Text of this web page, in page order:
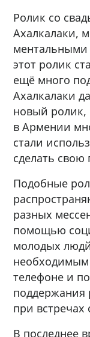
Ролик со
Ахалкалаки,
ментальными
этот ролик
ещё много
Ахалкалаки
новый ролик,
в Армении
стали
сделать
Подобные
разных
помощью
молодых
необходимым
телефоне и
поддержания
при встречах
В последнее